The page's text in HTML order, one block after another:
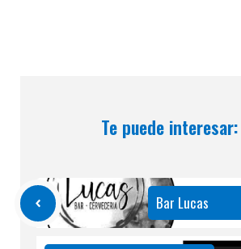
Te puede interesar:
Bar Lucas